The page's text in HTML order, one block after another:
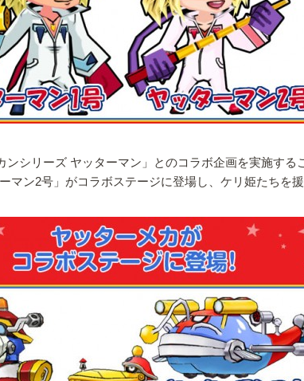
シリーズ ヤッターマン」とのコラボ企画を実施する
ン2号」がコラボステージに登場し、ケリ姫たちを